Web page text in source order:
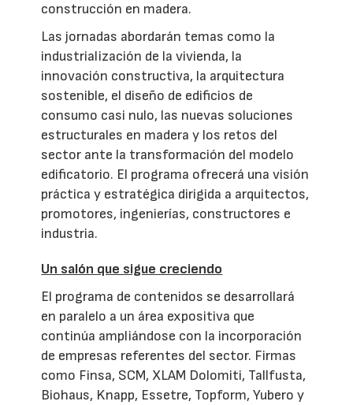
construcción en madera.
Las jornadas abordarán temas como la
industrialización de la vivienda, la
innovación constructiva, la arquitectura
sostenible, el diseño de edificios de
consumo casi nulo, las nuevas soluciones
estructurales en madera y los retos del
sector ante la transformación del modelo
edificatorio. El programa ofrecerá una visión
práctica y estratégica dirigida a arquitectos,
promotores, ingenierías, constructores e
industria.
Un salón que sigue creciendo
El programa de contenidos se desarrollará
en paralelo a un área expositiva que
continúa ampliándose con la incorporación
de empresas referentes del sector. Firmas
como Finsa, SCM, XLAM Dolomiti, Tallfusta,
Biohaus, Knapp, Essetre, Topform, Yubero y